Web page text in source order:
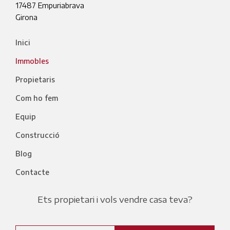
17487 Empuriabrava
Girona
Inici
Immobles
Propietaris
Com ho fem
Equip
Construcció
Blog
Contacte
Ets propietari i vols vendre casa teva?